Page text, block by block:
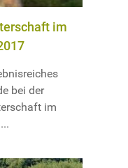
im
bei der
im